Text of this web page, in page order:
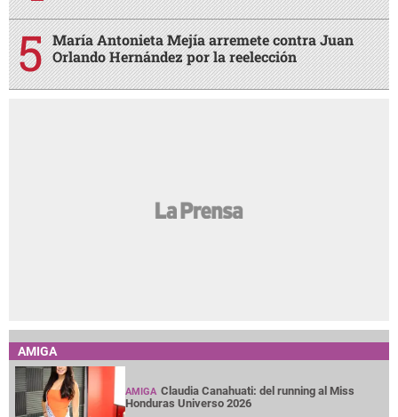
María Antonieta Mejía arremete contra Juan
Orlando Hernández por la reelección
AMIGA
AMIGA Claudia Canahuati: del running al Miss
Honduras Universo 2026